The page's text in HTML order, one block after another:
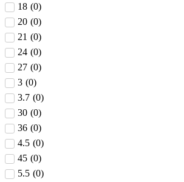
18 (0)
20 (0)
21 (0)
24 (0)
27 (0)
3 (0)
3.7 (0)
30 (0)
36 (0)
4.5 (0)
45 (0)
5.5 (0)